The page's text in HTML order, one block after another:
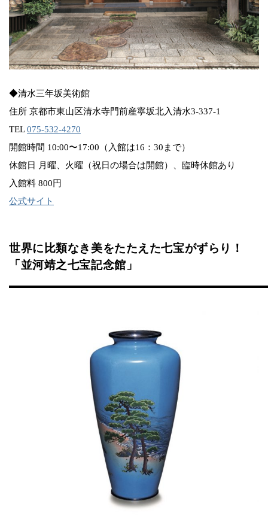
◆清水三年坂美術館
住所 京都市東山区清水寺門前産寧坂北入清水3-337-1
TEL075-532-4270
開館時間 10:00〜17:00（入館は16：30まで）
休館日 月曜、火曜（祝日の場合は開館）、臨時休館あり
入館料 800円
公式サイト
世界に比類なき美をたたえた七宝がずらり！
「並河靖之七宝記念館」